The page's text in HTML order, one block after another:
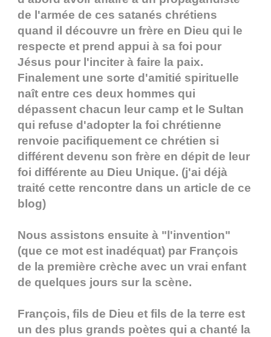
de l'armée de ces satanés chrétiens
quand il découvre un frère en Dieu qui le
respecte et prend appui à sa foi pour
Jésus pour l'inciter à faire la paix.
Finalement une sorte d'amitié spirituelle
naît entre ces deux hommes qui
dépassent chacun leur camp et le Sultan
qui refuse d'adopter la foi chrétienne
renvoie pacifiquement ce chrétien si
différent devenu son frère en dépit de leur
foi différente au Dieu Unique. (j'ai déjà
traité cette rencontre dans un article de ce
blog)
Nous assistons ensuite à "l'invention"
(que ce mot est inadéquat) par François
de la première crèche avec un vrai enfant
de quelques jours sur la scène.
François, fils de Dieu et fils de la terre est
un des plus grands poètes qui a chanté la